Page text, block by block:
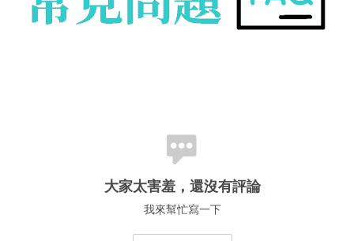
大家太害羞，還沒有評論
我來幫忙寫一下